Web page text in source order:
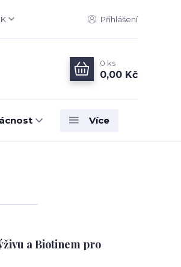
Přihlášení
0 ks
0,00 Kč
Více
a Biotinem pro